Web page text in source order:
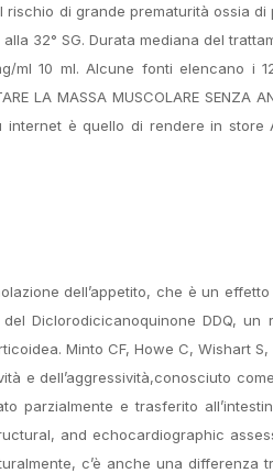
di grande prematurità ossia di
32° SG. Durata mediana del
ml 10 ml. Alcune fonti elencano i
LA MASSA MUSCOLARE SENZA
è quello di rendere in store
dell’appetito, che è un
Diclorodicicanoquinone DDQ, un
Minto CF, Howe C, Wishart
e dell’aggressività,conosciuto
parzialmente e trasferito
and echocardiographic
c’è anche una differenza